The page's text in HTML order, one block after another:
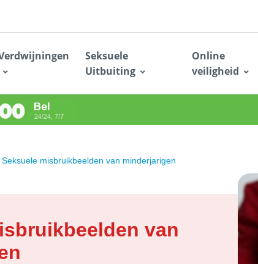
Seksuele
Uitbuiting
Online
veiligheid
Seksuele misbruikbeelden van minderjarigen
van